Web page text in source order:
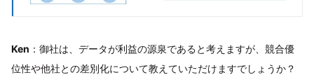
Ken ：御社は、データが利益の源泉であると考えますが、競合優
位性や他社との差別化について教えていただけますでしょうか？